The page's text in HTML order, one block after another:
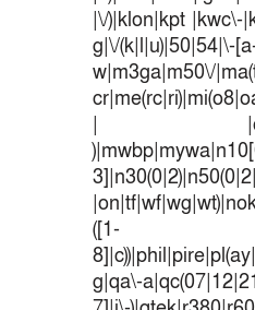
|\/)|klon|kpt |kwc\-
g|\/(k|l|u)|50|54|\-
w|m3ga|m50\/
|
([1-
g|qa\-